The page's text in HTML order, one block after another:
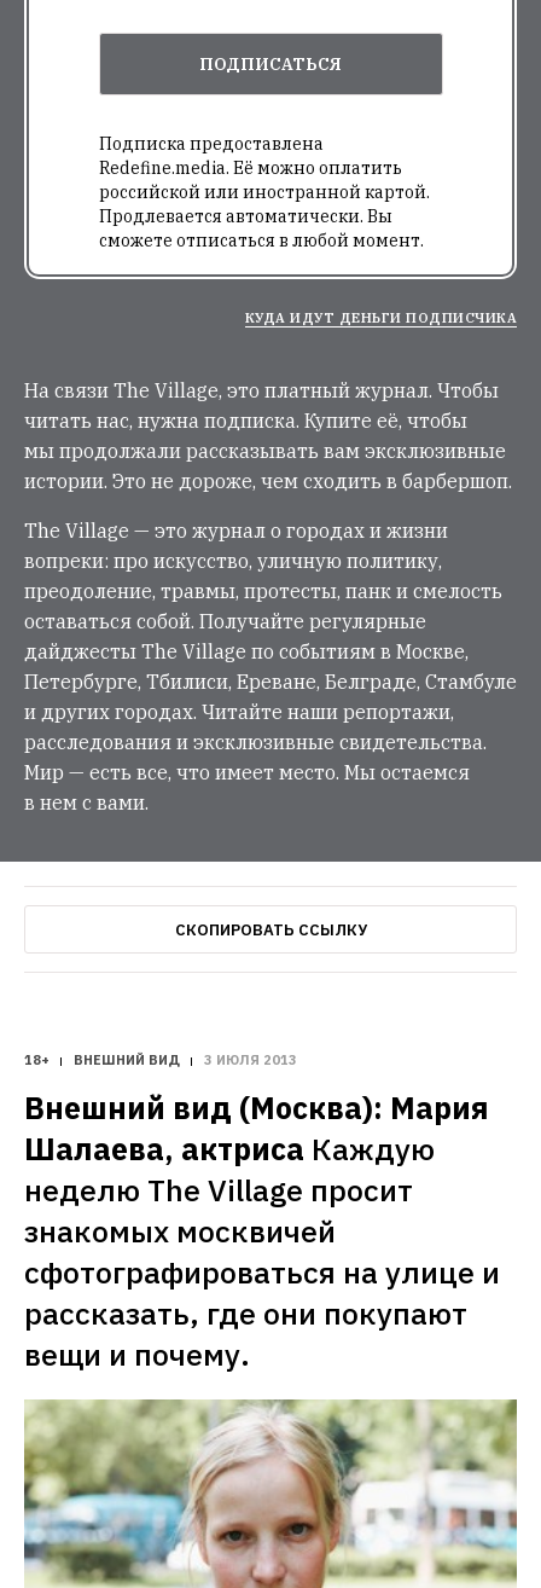
ПОДПИСАТЬСЯ
Подписка предоставлена
Redefine.media. Её можно оплатить
российской или иностранной картой.
Продлевается автоматически. Вы
сможете отписаться в любой момент.
КУДА ИДУТ ДЕНЬГИ ПОДПИСЧИКА
На связи The Village, это платный журнал. Чтобы
читать нас, нужна подписка. Купите её, чтобы
мы продолжали рассказывать вам эксклюзивные
истории. Это не дороже, чем сходить в барбершоп.
The Village — это журнал о городах и жизни
вопреки: про искусство, уличную политику,
преодоление, травмы, протесты, панк и смелость
оставаться собой. Получайте регулярные
дайджесты The Village по событиям в Москве,
Петербурге, Тбилиси, Ереване, Белграде, Стамбуле
и других городах. Читайте наши репортажи,
расследования и эксклюзивные свидетельства.
Мир — есть все, что имеет место. Мы остаемся
в нем с вами.
СКОПИРОВАТЬ ССЫЛКУ
18+ ВНЕШНИЙ ВИД 3 ИЮЛЯ 2013
Внешний вид (Москва): Мария
Шалаева, актриса Каждую
неделю The Village просит
знакомых москвичей
сфотографироваться на улице и
рассказать, где они покупают
вещи и почему.